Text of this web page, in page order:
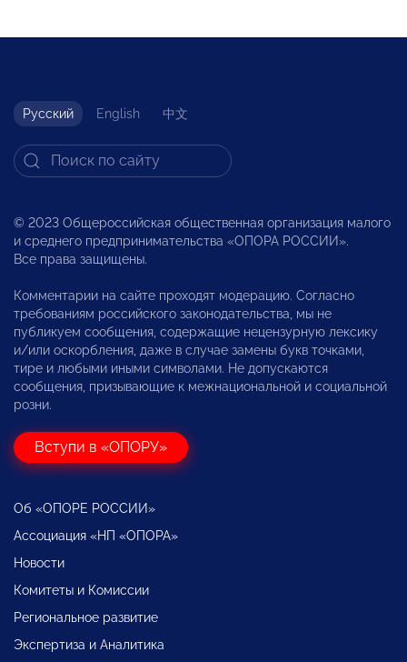
Русский English 中文
© 2023 Общероссийская общественная организация малого
и среднего предпринимательства «ОПОРА РОССИИ».
Все права защищены.
Комментарии на сайте проходят модерацию. Согласно
требованиям российского законодательства, мы не
публикуем сообщения, содержащие нецензурную лексику
и/или оскорбления, даже в случае замены букв точками,
тире и любыми иными символами. Не допускаются
сообщения, призывающие к межнациональной и социальной
розни.
Вступи в «ОПОРУ»
Об «ОПОРЕ РОССИИ»
Ассоциация «НП «ОПОРА»
Новости
Комитеты и Комиссии
Региональное развитие
Экспертиза и Аналитика